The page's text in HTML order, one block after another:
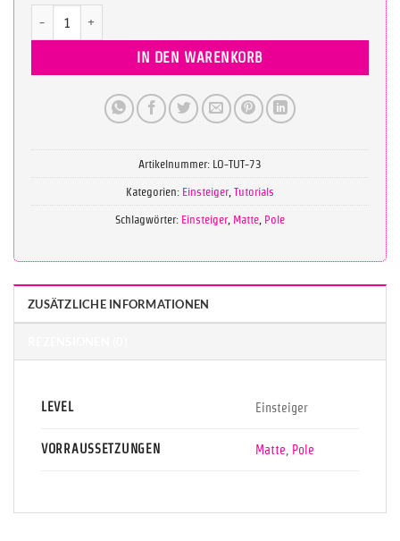
4,90 €.
IN DEN WARENKORB
Artikelnummer: LO-TUT-73
Kategorien: Einsteiger, Tutorials
Schlagwörter: Einsteiger, Matte Pole
ZUSÄTZLICHE INFORMATIONEN
LEVEL Einsteiger
VORRAUSSETZUNGEN Matte, Pole